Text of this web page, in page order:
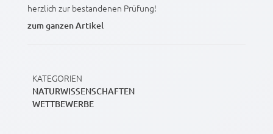
herzlich zur bestandenen Prüfung!
zum ganzen Artikel
KATEGORIEN
NATURWISSENSCHAFTEN
WETTBEWERBE